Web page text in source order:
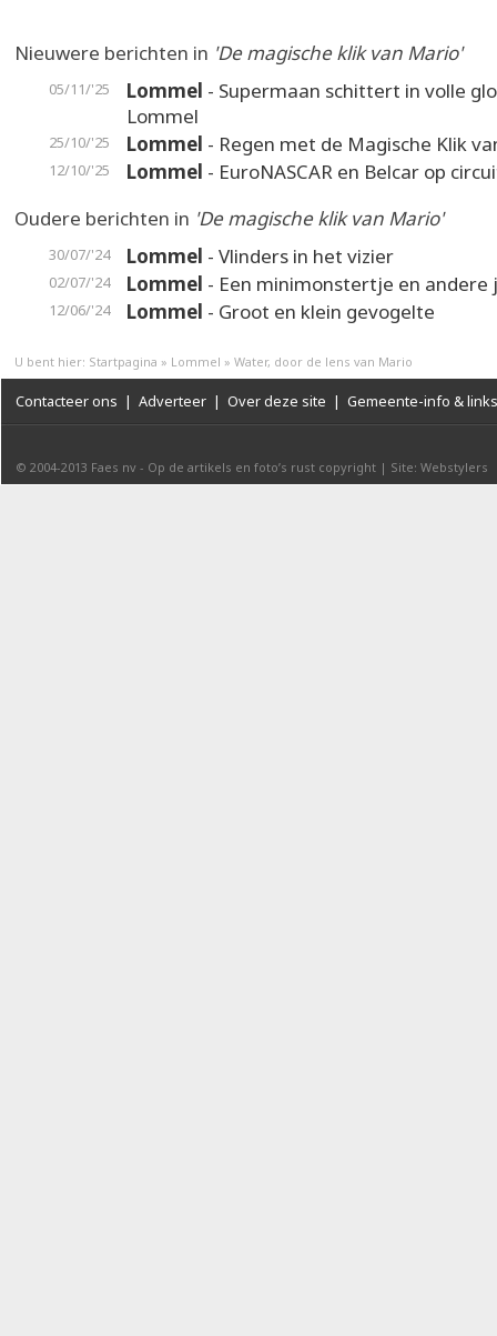
Nieuwere berichten in 'De magische klik van Mario'
05/11/'25 Lommel - Supermaan schittert in volle
Lommel
25/10/'25 Lommel - Regen met de Magische Klik
12/10/'25 Lommel - EuroNASCAR en Belcar op
Oudere berichten in 'De magische klik van Mario'
30/07/'24 Lommel - Vlinders in het vizier
02/07/'24 Lommel - Een minimonstertje en andere
12/06/'24 Lommel - Groot en klein gevogelte
U bent hier: Startpagina » Lommel » Water, door de lens van Mario
Contacteer ons | Adverteer | Over deze site | Gemeente-info & links
© 2004-2013 Faes nv - Op de artikels en foto’s rust copyright | Site: Webstylers